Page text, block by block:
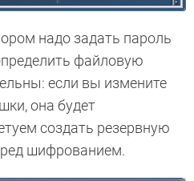
надо задать пароль
файловую
если вы измените
она будет
создать резервную
шифрованием.